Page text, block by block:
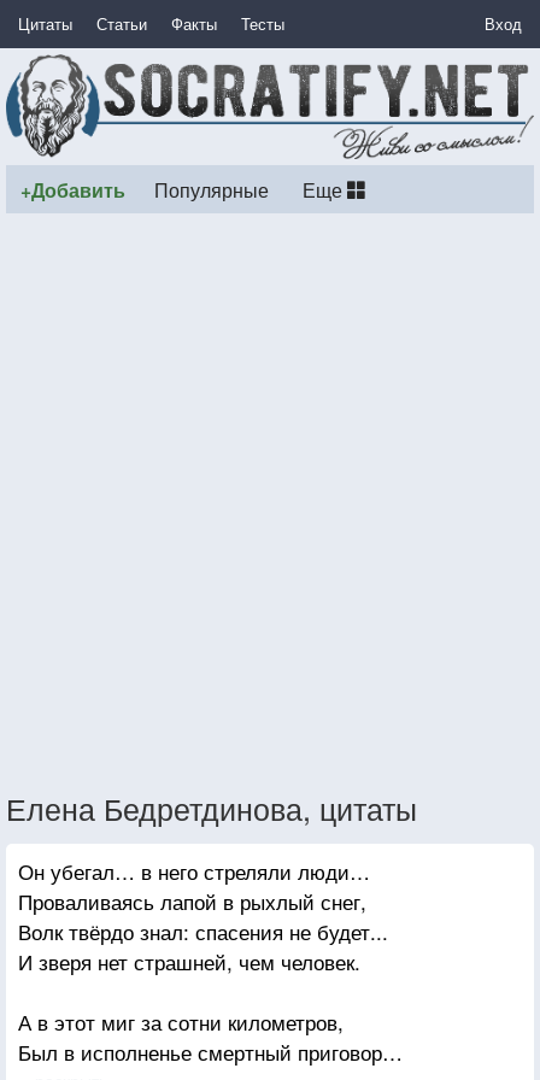
Цитаты Статьи Факты Тесты Вход
+Добавить Популярные Еще
Елена Бедретдинова, цитаты
Он убегал… в него стреляли люди…
Проваливаясь лапой в рыхлый снег,
Волк твёрдо знал: спасения не будет...
И зверя нет страшней, чем человек.
А в этот миг за сотни километров,
Был в исполненье смертный приговор…